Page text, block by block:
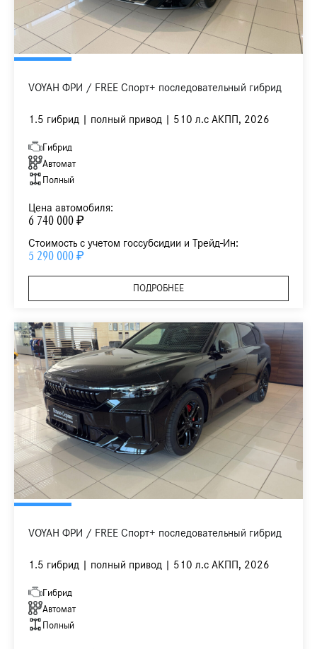
VOYAH ФРИ / FREE Спорт+ последовательный гибрид
1.5 гибрид | полный привод | 510 л.с АКПП, 2026
Гибрид
Автомат
Полный
Цена автомобиля:
6 740 000 ₽
Стоимость с учетом госсубсидии и Трейд-Ин:
5 290 000 ₽
ПОДРОБНЕЕ
VOYAH ФРИ / FREE Спорт+ последовательный гибрид
1.5 гибрид | полный привод | 510 л.с АКПП, 2026
Гибрид
Автомат
Полный